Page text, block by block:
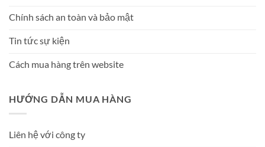
Chính sách an toàn và bảo mật
Tin tức sự kiện
Cách mua hàng trên website
HƯỚNG DẪN MUA HÀNG
Liên hệ với công ty